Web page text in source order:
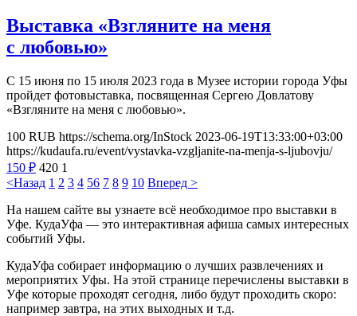
Выставка «Взгляните на меня
с любовью»
С 15 июня по 15 июля 2023 года в Музее истории города Уфы
пройдет фотовыставка, посвященная Сергею Довлатову
«Взгляните на меня с любовью».
100 RUB https://schema.org/InStock 2023-06-19T13:33:00+03:00
https://kudaufa.ru/event/vystavka-vzgljanite-na-menja-s-ljubovju/
150 ₽ 420 1
<Назад 1 2 3 4 56 7 8 9 10 Вперед >
На нашем сайте вы узнаете всё необходимое про выставки в
Уфе. КудаУфа — это интерактивная афиша самых интересных
событий Уфы.
КудаУфа собирает информацию о лучших развлечениях и
мероприятих Уфы. На этой странице перечислены выставки в
Уфе которые проходят сегодня, либо будут проходить скоро:
например завтра, на этих выходных и т.д.